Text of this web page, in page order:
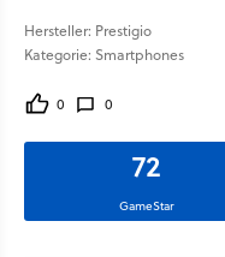
Hersteller: Prestigio
Kategorie: Smartphones
0 0
72
GameStar